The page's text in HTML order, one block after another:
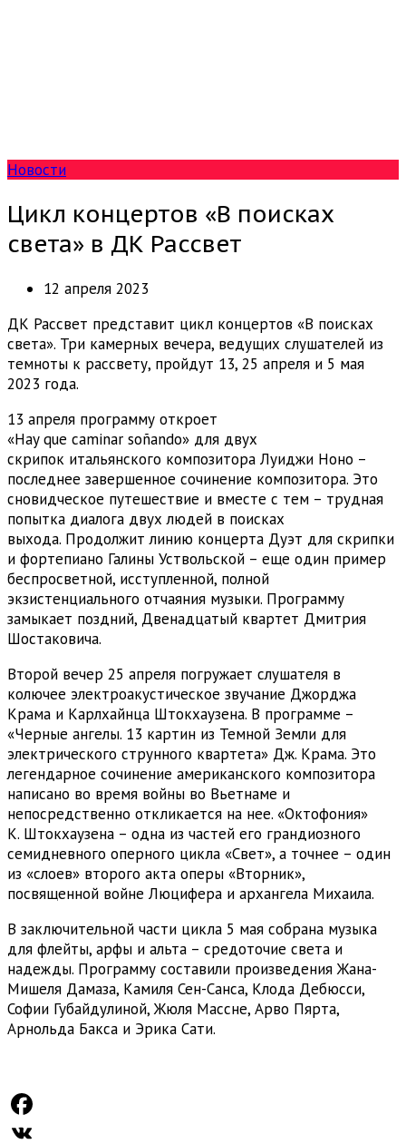
Новости
Цикл концертов «В поисках
света» в ДК Рассвет
12 апреля 2023
ДК Рассвет представит цикл концертов «В поисках
света». Три камерных вечера, ведущих слушателей из
темноты к рассвету, пройдут 13, 25 апреля и 5 мая
2023 года.
13 апреля программу откроет
«Hay que caminar soñando» для двух
скрипок итальянского композитора Луиджи Ноно –
последнее завершенное сочинение композитора. Это
сновидческое путешествие и вместе с тем – трудная
попытка диалога двух людей в поисках
выхода. Продолжит линию концерта Дуэт для скрипки
и фортепиано Галины Уствольской – еще один пример
беспросветной, исступленной, полной
экзистенциального отчаяния музыки. Программу
замыкает поздний, Двенадцатый квартет Дмитрия
Шостаковича.
Второй вечер 25 апреля погружает слушателя в
колючее электроакустическое звучание Джорджа
Крама и Карлхайнца Штокхаузена. В программе –
«Черные ангелы. 13 картин из Темной Земли для
электрического струнного квартета» Дж. Крама. Это
легендарное сочинение американского композитора
написано во время войны во Вьетнаме и
непосредственно откликается на нее. «Октофония»
К. Штокхаузена – одна из частей его грандиозного
семидневного оперного цикла «Свет», а точнее – один
из «слоев» второго акта оперы «Вторник»,
посвященной войне Люцифера и архангела Михаила.
В заключительной части цикла 5 мая собрана музыка
для флейты, арфы и альта – средоточие света и
надежды. Программу составили произведения Жана-
Мишеля Дамаза, Камиля Сен-Санса, Клода Дебюсси,
Софии Губайдулиной, Жюля Массне, Арво Пярта,
Арнольда Бакса и Эрика Сати.
Facebook